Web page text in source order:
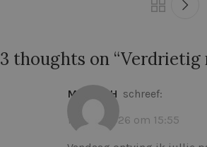
3 thoughts on “Verdrietig
Mieke ZH schreef:
10 juni 2026 om 15:55